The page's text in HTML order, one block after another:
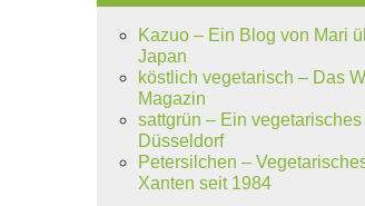
Kazuo – Ein Blog von Mari
Japan
köstlich vegetarisch – Das
Magazin
sattgrün – Ein
Düsseldorf
Petersilchen –
Xanten seit 1984